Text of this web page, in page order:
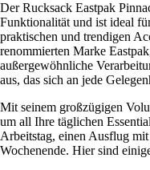
Der Rucksack Eastpak
Funktionalität und ist ideal
praktischen und trendigen
renommierten Marke
außergewöhnliche
aus, das sich an jede
Mit seinem großzügigen
um all Ihre täglichen
Arbeitstag, einen Ausflug
Wochenende. Hier sind